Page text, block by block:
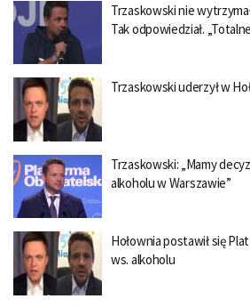
Trzaskowski nie
Tak odpowiedział.
Trzaskowski uderzył w
Trzaskowski: „Mamy
alkoholu w Warszawie”
Hołownia postawił się
ws. alkoholu